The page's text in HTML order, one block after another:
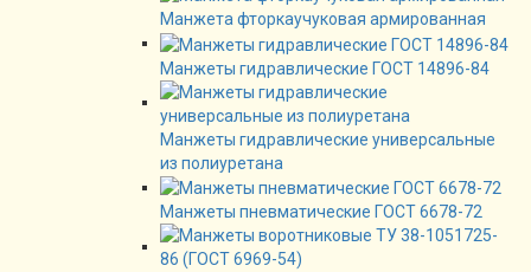
Манжета фторкаучуковая армированная
Манжеты гидравлические ГОСТ 14896-84
Манжеты гидравлические универсальные
из полиуретана
Манжеты пневматические ГОСТ 6678-72